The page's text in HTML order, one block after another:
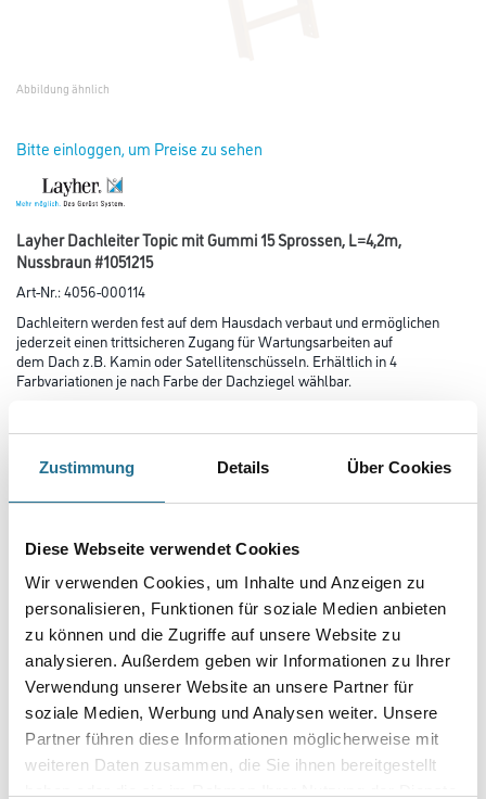
Zustimmung Details Über Cookies
Diese Webseite verwendet Cookies
Wir verwenden Cookies, um Inhalte und Anzeigen zu
personalisieren, Funktionen für soziale Medien anbieten
zu können und die Zugriffe auf unsere Website zu
analysieren. Außerdem geben wir Informationen zu Ihrer
Verwendung unserer Website an unsere Partner für
soziale Medien, Werbung und Analysen weiter. Unsere
Partner führen diese Informationen möglicherweise mit
weiteren Daten zusammen, die Sie ihnen bereitgestellt
Abbildung ähnlich
Bitte einloggen, um Preise zu sehen
Layher Dachleiter Topic mit Gummi 15 Sprossen, L=4,2m,
Nussbraun #1051215
Art-Nr.:4056-000114
Dachleitern werden fest auf dem Hausdach verbaut und ermöglichen
jederzeit einen trittsicheren Zugang für Wartungsarbeiten auf
dem Dach z.B. Kamin oder Satellitenschüsseln. Erhältlich in 4
Farbvariationen je nach Farbe der Dachziegel wählbar.
Höhe in millimeter
Anzahl Sprossen